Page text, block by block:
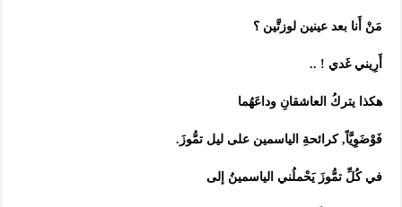
مَنْ أَنا بعد عينين لوزتَّين ؟
أَرِيني غَدي ! ..
هكذا يتركُ العاشقانِ وداعَهُما
فَوْضَوِيَّاً, كرائحةِ الياسمين على ليل تمُّوزَ.
في كُلِّ تمُّوزَ يَحْملُني الياسمينُ إلى